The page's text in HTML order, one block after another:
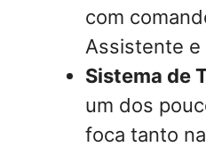
com
Assistente e
Sistema de
um dos
foca tanto